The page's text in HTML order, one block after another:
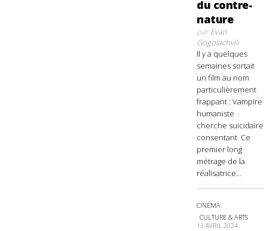
du contre-
nature
parEvan
Gogolachvili
Il y a quelques
semaines sortait
un film au nom
particulièrement
frappant : Vampire
humaniste
cherche suicidaire
consentant. Ce
premier long
métrage de la
réalisatrice...
CINÉMA
CULTURE & ARTS
13 AVRIL 2024